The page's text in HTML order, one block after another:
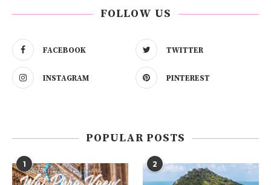
FOLLOW US
FACEBOOK TWITTER
INSTAGRAM PINTEREST
POPULAR POSTS
1 2